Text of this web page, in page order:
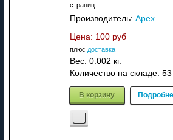
страниц
Производитель: Apex
Цена: 100 руб
плюс доставка
Вес: 0.002 кг.
Количество на складе: 53
В корзину